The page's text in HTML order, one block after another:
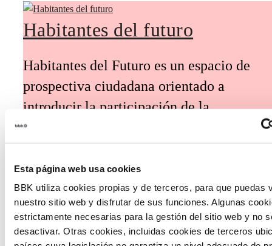
Esta página web usa cookies
BBK utiliza cookies propias y de terceros, para que puedas
nuestro sitio web y disfrutar de sus funciones. Algunas
estrictamente necesarias para la gestión del sitio web y no
desactivar. Otras cookies, incluidas cookies de terceros
Habitantes del futuro
Habitantes del Futuro es un espacio de
prospectiva ciudadana orientado a
introducir la participación de la
ciudadanía y la voz de los jóvenes en la
definición de escenarios futuros y el
diseño de soluciones a los principales
retos de Euskadi.